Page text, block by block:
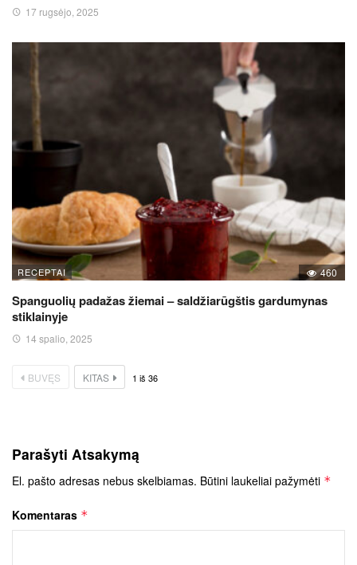
17 rugsėjo, 2025
RECEPTAI 460
Spanguolių padažas žiemai – saldžiarūgštis gardumynas
stiklainyje
14 spalio, 2025
BUVĘS KITAS 1 iš 36
Parašyti Atsakymą
El. pašto adresas nebus skelbiamas. Būtini laukeliai pažymėti *
Komentaras *